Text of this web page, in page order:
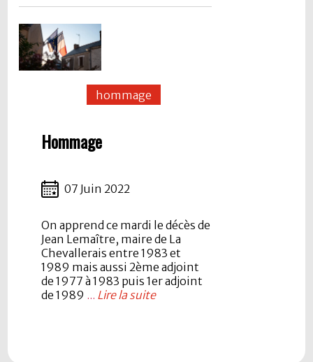
hommage
Hommage
07 Juin 2022
On apprend ce mardi le décès de
Jean Lemaître, maire de La
Chevallerais entre 1983 et
1989 mais aussi 2ème adjoint
de 1977 à 1983 puis 1er adjoint
de 1989 ... Lire la suite